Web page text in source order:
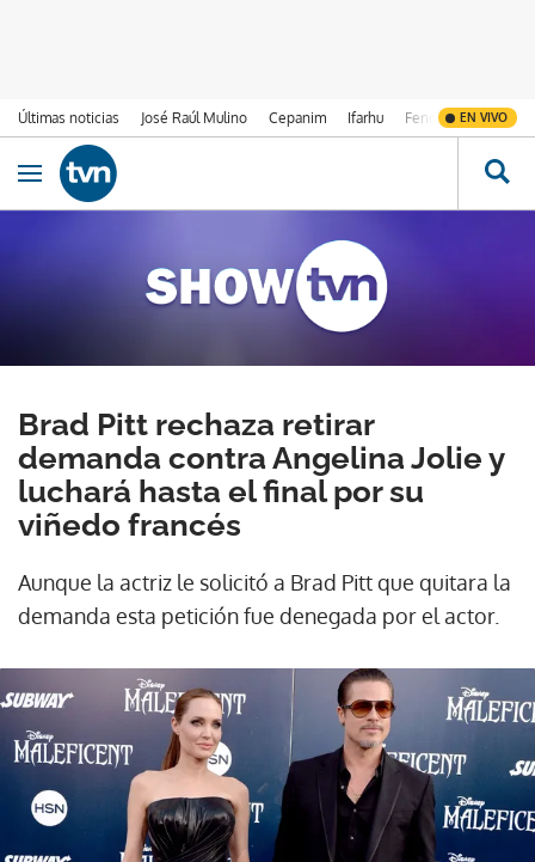
Últimas noticias José Raúl Mulino Cepanim Ifarhu Fenómeno de El
EN VIVO
Ir al contenido
Obrir navegació
Brad Pitt rechaza retirar
demanda contra Angelina Jolie y
luchará hasta el final por su
viñedo francés
Aunque la actriz le solicitó a Brad Pitt que quitara la
demanda esta petición fue denegada por el actor.